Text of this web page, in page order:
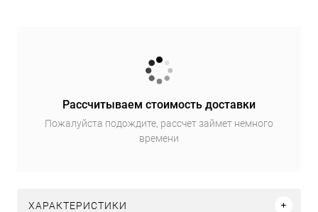
Рассчитываем стоимость доставки
Пожалуйста подождите, рассчет займет немного
времени
ХАРАКТЕРИСТИКИ